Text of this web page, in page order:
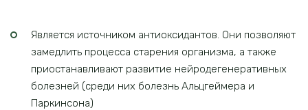
Является источником антиоксидантов. Они позволяют
замедлить процесса старения организма, а также
приостанавливают развитие нейродегенеративных
болезней (среди них болезнь Альцгеймера и
Паркинсона)